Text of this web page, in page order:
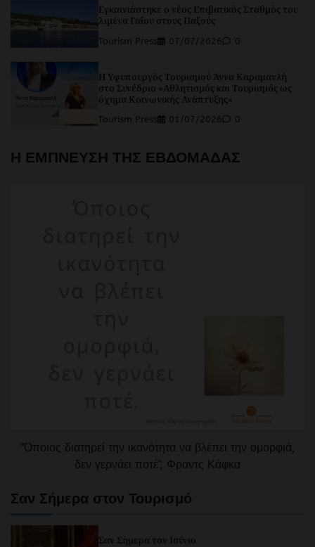
Εγκαινιάστηκε ο νέος Επιβατικός Σταθμός του
λιμένα Γαΐου στους Παξούς
Tourism Press 07/07/2026 0
Η Υφυπουργός Τουρισμού Άννα Καραμανλή
στο Συνέδριο «Αθλητισμός και Τουρισμός ως
όχημα Κοινωνικής Ανάπτυξης»
Tourism Press 01/07/2026 0
Η ΕΜΠΝΕΥΣΗ ΤΗΣ ΕΒΔΟΜΑΔΑΣ
"Όποιος διατηρεί την ικανότητα να βλέπει την ομορφιά,
δεν γερνάει ποτέ", Φραντς Κάφκα
Σαν Σήμερα στον Τουρισμό
Σαν Σήμερα τον Ιούνιο